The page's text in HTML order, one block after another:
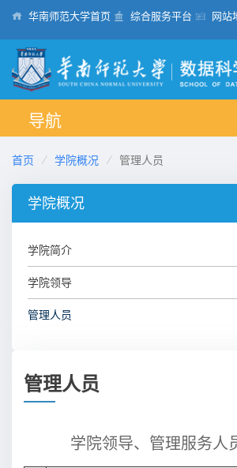
华南师范大学首页 综合服务平台 网站
首页 学院概况 管理人员
学院概况
学院简介
学院领导
管理人员
管理人员
学院领导、管理服务人